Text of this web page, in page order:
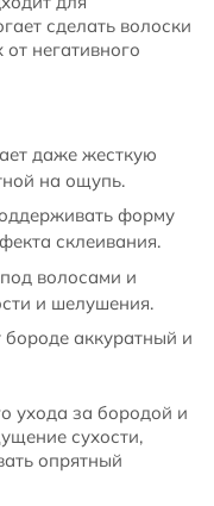
сделать волоски
негативного
даже жесткую
на ощупь.
форму
склеивания.
волосами и
и шелушения.
бороде аккуратный и
ухода за бородой и
сухости,
опрятный